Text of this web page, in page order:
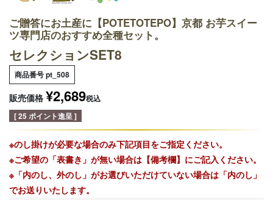
ご贈答にお土産に【POTETOTEPO】京都 お芋スイー
ツ専門店のおすすめ全種セット。
セレクションSET8
商品番号pt_508
販売価格 ¥2,689税込
[25 ポイント進呈 ]
※のし掛けが必要な場合のみ下記項目をご指定ください。
※ご希望の「表書き」が無い場合は【備考欄】にご記入ください。
※「内のし、外のし」がお選びいただけていない場合は「内のし」
でお送りいたします。